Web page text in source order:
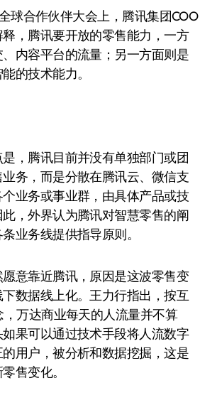
球合作伙伴大会上，腾讯集团COO
，腾讯要开放的零售能力，一方
内容平台的流量；另一方面则是
的技术能力。
，腾讯目前并没有单独部门或团
务，而是分散在腾讯云、微信支
业务或事业群，由具体产品或技
，外界认为腾讯对智慧零售的阐
业务线提供指导原则。
意靠近腾讯，原因是这波零售变
数据线上化。王力行指出，按互
万达商业每天的人流量并不算
果可以通过技术手段将人流数字
用户，被分析和数据挖掘，这是
售变化。